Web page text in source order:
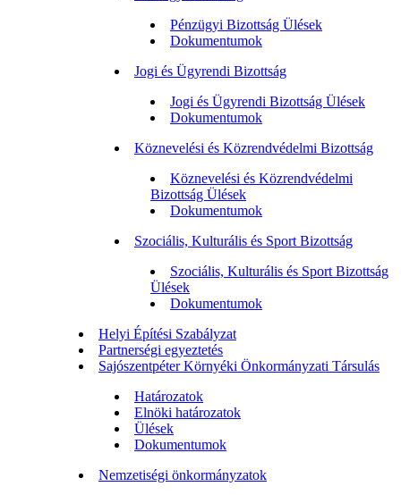
Pénzügyi Bizottság Ülések
Dokumentumok
Jogi és Ügyrendi Bizottság
Jogi és Ügyrendi Bizottság Ülések
Dokumentumok
Köznevelési és Közrendvédelmi Bizottság
Köznevelési és Közrendvédelmi
Bizottság Ülések
Dokumentumok
Szociális, Kulturális és Sport Bizottság
Szociális, Kulturális és Sport Bizottság
Ülések
Dokumentumok
Helyi Építési Szabályzat
Partnerségi egyeztetés
Sajószentpéter Környéki Önkormányzati Társulás
Határozatok
Elnöki határozatok
Ülések
Dokumentumok
Nemzetiségi önkormányzatok